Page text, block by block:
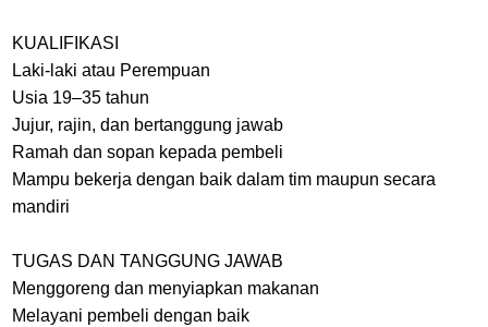
KUALIFIKASI
Laki-laki atau Perempuan
Usia 19–35 tahun
Jujur, rajin, dan bertanggung jawab
Ramah dan sopan kepada pembeli
Mampu bekerja dengan baik dalam tim maupun secara
mandiri
TUGAS DAN TANGGUNG JAWAB
Menggoreng dan menyiapkan makanan
Melayani pembeli dengan baik